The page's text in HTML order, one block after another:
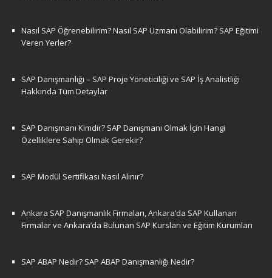
Nasıl SAP Öğrenebilirim? Nasıl SAP Uzmanı Olabilirim? SAP Eğitimi
Veren Yerler?
SAP Danışmanlığı – SAP Proje Yöneticiliği ve SAP İş Analistliği
Hakkında Tüm Detaylar
SAP Danışmanı Kimdir? SAP Danışmanı Olmak İçin Hangi
Özelliklere Sahip Olmak Gerekir?
SAP Modül Sertifikası Nasıl Alınır?
Ankara SAP Danışmanlık Firmaları, Ankara’da SAP Kullanan
Firmalar ve Ankara’da Bulunan SAP Kursları ve Eğitim Kurumları
SAP ABAP Nedir? SAP ABAP Danışmanlığı Nedir?